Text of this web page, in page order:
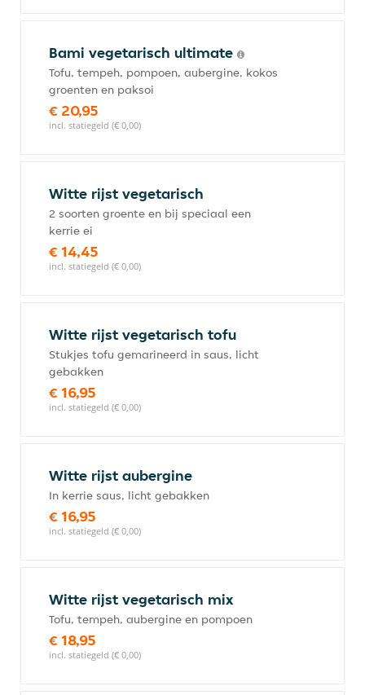
Bami vegetarisch ultimate
Tofu, tempeh, pompoen, aubergine, kokos
groenten en paksoi
€ 20,95
incl. statiegeld (€ 0,00)
Witte rijst vegetarisch
2 soorten groente en bij speciaal een
kerrie ei
€ 14,45
incl. statiegeld (€ 0,00)
Witte rijst vegetarisch tofu
Stukjes tofu gemarineerd in saus, licht
gebakken
€ 16,95
incl. statiegeld (€ 0,00)
Witte rijst aubergine
In kerrie saus, licht gebakken
€ 16,95
incl. statiegeld (€ 0,00)
Witte rijst vegetarisch mix
Tofu, tempeh, aubergine en pompoen
€ 18,95
incl. statiegeld (€ 0,00)